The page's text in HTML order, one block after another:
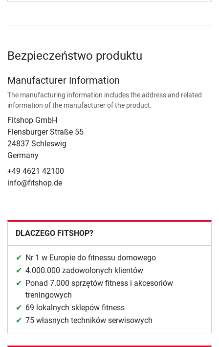
Bezpieczeństwo produktu
Manufacturer Information
The manufacturing information includes the address and related
information of the manufacturer of the product.
Fitshop GmbH
Flensburger Straße 55
24837 Schleswig
Germany
+49 4621 42100
info@fitshop.de
DLACZEGO FITSHOP?
Nr 1 w Europie do fitnessu domowego
4.000.000 zadowolonych klientów
Ponad 7.000 sprzętów fitness i akcesoriów
treningowych
69 lokalnych sklepów fitness
75 własnych techników serwisowych